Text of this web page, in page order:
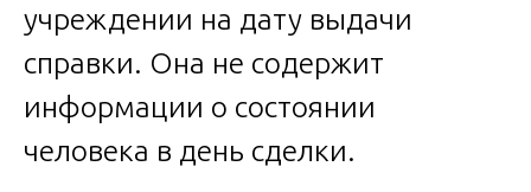
учреждении на дату выдачи
справки. Она не содержит
информации о состоянии
человека в день сделки.